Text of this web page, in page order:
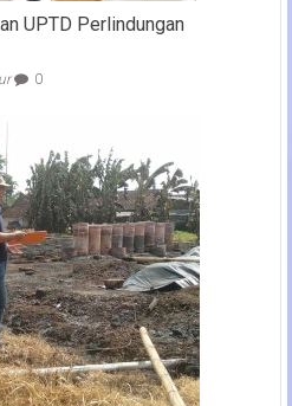
UPTD Perlindungan
0